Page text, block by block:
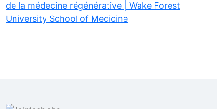
de la médecine régénérative | Wake Forest
University School of Medicine